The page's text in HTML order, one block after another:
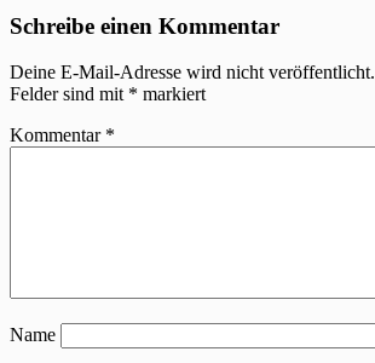
Schreibe einen Kommentar
Deine E-Mail-Adresse wird nicht veröffentlicht.
Felder sind mit * markiert
Kommentar *
Name